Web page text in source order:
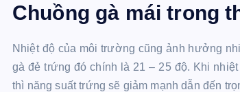
Chuồng gà mái trong
Nhiệt độ của môi trường cũng ảnh hưởng
gà đẻ trứng đó chính là 21 – 25 độ. Khi
thì năng suất trứng sẽ giảm mạnh dẫn đến